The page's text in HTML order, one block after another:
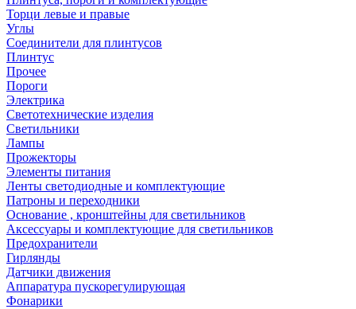
Торци левые и правые
Углы
Соединители для плинтусов
Плинтус
Прочее
Пороги
Электрика
Светотехнические изделия
Светильники
Лампы
Прожекторы
Элементы питания
Ленты светодиодные и комплектующие
Патроны и переходники
Основание , кронштейны для светильников
Аксессуары и комплектующие для светильников
Предохранители
Гирлянды
Датчики движения
Аппаратура пускорегулирующая
Фонарики